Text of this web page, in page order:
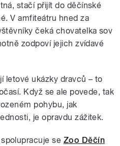
stačí přijít do děčínské
V amfiteátru hned za
čeká chovatelka sov
zodpoví jejich zvídavé
letové ukázky dravců – to
Když se ale povede, tak
pohybu, jak
je opravdu zážitek.
spolupracuje se Zoo Děčín